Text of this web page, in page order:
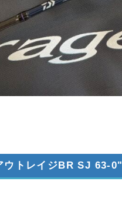
トレイジBR SJ 63-0"